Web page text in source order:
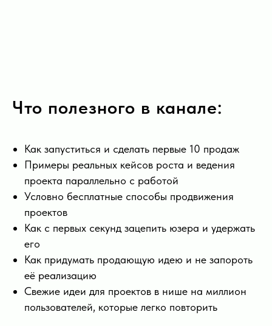
Что полезного в канале:
Как запуститься и сделать первые 10 продаж
Примеры реальных кейсов роста и ведения
проекта параллельно с работой
Условно бесплатные способы продвижения
проектов
Как с первых секунд зацепить юзера и удержать
его
Как придумать продающую идею и не запороть
её реализацию
Свежие идеи для проектов в нише на миллион
пользователей, которые легко повторить